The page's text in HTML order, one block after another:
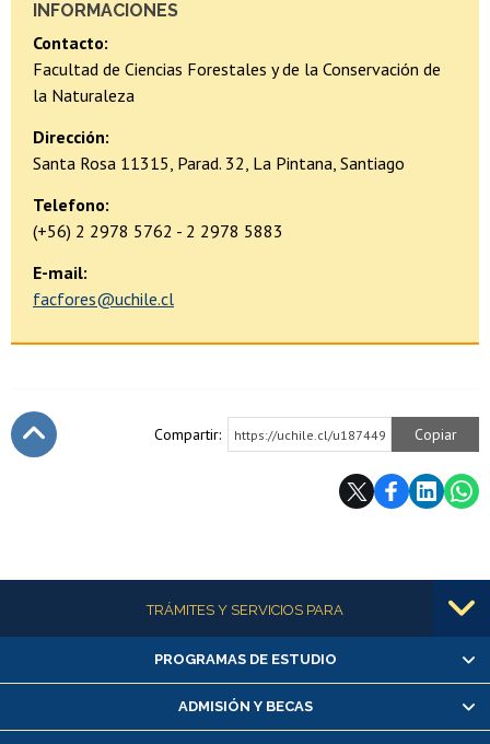
INFORMACIONES
Contacto:
Facultad de Ciencias Forestales y de la Conservación de
la Naturaleza
Dirección:
Santa Rosa 11315, Parad. 32, La Pintana, Santiago
Telefono:
(+56) 2 2978 5762 - 2 2978 5883
E-mail:
facfores@uchile.cl
Compartir: https://uchile.cl/u187449 Copiar
Más informaciónTRÁMITES Y SERVICIOS PARA
Alumnas/os y exalumnas/os
Matrícula en línea
Inscripción y cambio de asignaturas
PROGRAMAS DE ESTUDIO
ADMISIÓN Y BECAS